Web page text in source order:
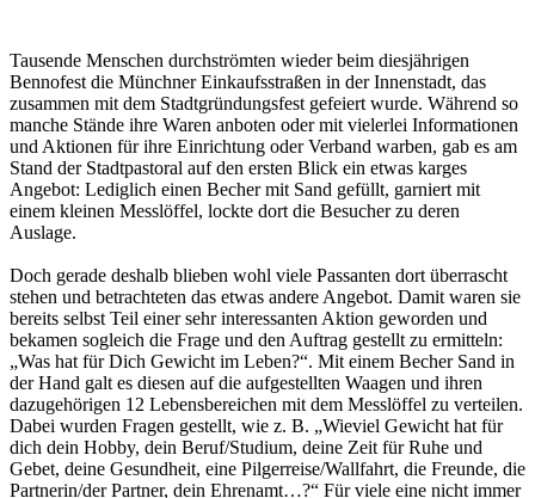
Tausende Menschen durchströmten wieder beim diesjährigen
Bennofest die Münchner Einkaufsstraßen in der Innenstadt, das
zusammen mit dem Stadtgründungsfest gefeiert wurde. Während so
manche Stände ihre Waren anboten oder mit vielerlei Informationen
und Aktionen für ihre Einrichtung oder Verband warben, gab es am
Stand der Stadtpastoral auf den ersten Blick ein etwas karges
Angebot: Lediglich einen Becher mit Sand gefüllt, garniert mit
einem kleinen Messlöffel, lockte dort die Besucher zu deren
Auslage.
Doch gerade deshalb blieben wohl viele Passanten dort überrascht
stehen und betrachteten das etwas andere Angebot. Damit waren sie
bereits selbst Teil einer sehr interessanten Aktion geworden und
bekamen sogleich die Frage und den Auftrag gestellt zu ermitteln:
„Was hat für Dich Gewicht im Leben?“. Mit einem Becher Sand in
der Hand galt es diesen auf die aufgestellten Waagen und ihren
dazugehörigen 12 Lebensbereichen mit dem Messlöffel zu verteilen.
Dabei wurden Fragen gestellt, wie z. B. „Wieviel Gewicht hat für
dich dein Hobby, dein Beruf/Studium, deine Zeit für Ruhe und
Gebet, deine Gesundheit, eine Pilgerreise/Wallfahrt, die Freunde, die
Partnerin/der Partner, dein Ehrenamt…?“ Für viele eine nicht immer